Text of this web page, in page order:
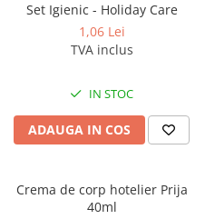
Set Igienic - Holiday Care
1,06 Lei
TVA inclus
IN STOC
ADAUGA IN COS
Crema de corp hotelier Prija
40ml